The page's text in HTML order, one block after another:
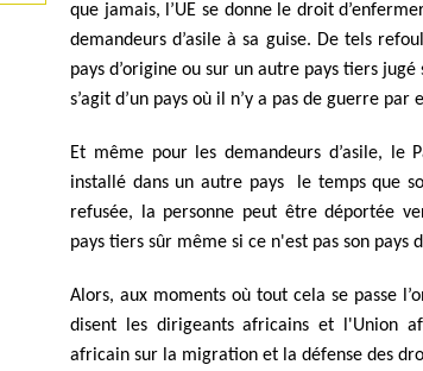
que jamais, l’UE se donne le droit
demandeurs d’asile à sa guise. De tels
pays d’origine ou sur un autre pays tiers jugé
s’agit d’un pays où il n’y a pas de guerre par
Et même pour les demandeurs d’asile, le
installé dans un autre pays le temps que
refusée, la personne peut être déportée
pays tiers sûr même si ce n'est pas son pays
Alors, aux moments où tout cela se passe
disent les dirigeants africains et l'Union
africain sur la migration et la défense des